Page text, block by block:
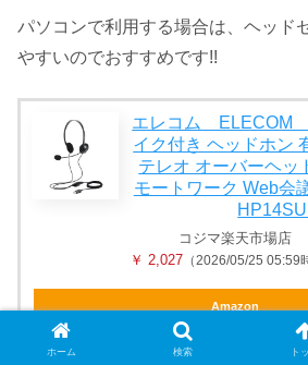
パソコンで利用する場合は、ヘッド
やすいのでおすすめです!!
エレコム ELECOM
イク付き ヘッドホン
テレオ オーバーヘッ
モートワーク Web
コジマ楽天市場店
￥ 2,027 （2026/05/25 05:59
Amazon
ホーム 検索 ト